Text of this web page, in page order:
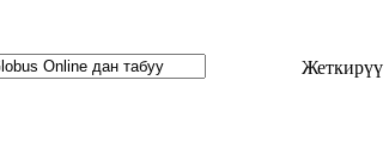
Жеткирүү